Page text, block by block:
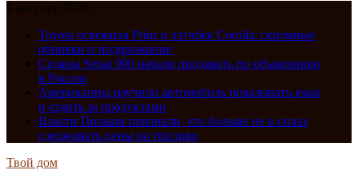
9 августа, 2026
Toyota освежила Prius и хэтчбек Corolla: скромные
обновки и подорожание
Седаны Senat 900 начали продавать по объявлению
в России
Американцы научили автомобиль показывать язык
и ездить за продуктами
Власти Польши признали, что больше не в силах
сдерживать цены на топливо
Твой дом